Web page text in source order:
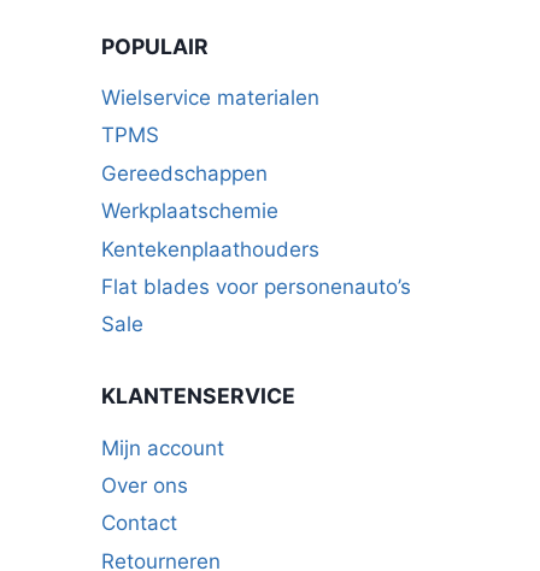
POPULAIR
Wielservice materialen
TPMS
Gereedschappen
Werkplaatschemie
Kentekenplaathouders
Flat blades voor personenauto’s
Sale
KLANTENSERVICE
Mijn account
Over ons
Contact
Retourneren